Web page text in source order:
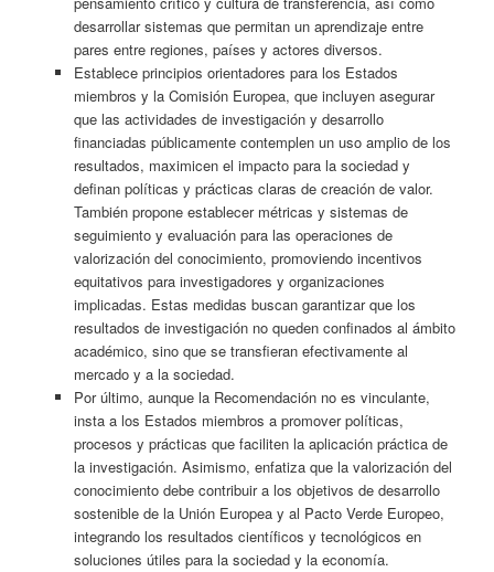
desarrollar sistemas que permitan un aprendizaje entre
pares entre regiones, países y actores diversos.
Establece principios orientadores para los Estados
miembros y la Comisión Europea, que incluyen asegurar
que las actividades de investigación y desarrollo
financiadas públicamente contemplen un uso amplio de los
resultados, maximicen el impacto para la sociedad y
definan políticas y prácticas claras de creación de valor.
También propone establecer métricas y sistemas de
seguimiento y evaluación para las operaciones de
valorización del conocimiento, promoviendo incentivos
equitativos para investigadores y organizaciones
implicadas. Estas medidas buscan garantizar que los
resultados de investigación no queden confinados al ámbito
académico, sino que se transfieran efectivamente al
mercado y a la sociedad.
Por último, aunque la Recomendación no es vinculante,
insta a los Estados miembros a promover políticas,
procesos y prácticas que faciliten la aplicación práctica de
la investigación. Asimismo, enfatiza que la valorización del
conocimiento debe contribuir a los objetivos de desarrollo
sostenible de la Unión Europea y al Pacto Verde Europeo,
integrando los resultados científicos y tecnológicos en
soluciones útiles para la sociedad y la economía.